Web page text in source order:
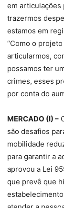
em articulações
trazermos
estamos em
“Como o
articularmos,
possamos ter
crimes, esses
por conta do
MERCADO (I) –
são desafios
mobilidade
para garantir a
aprovou a Lei
que prevê que